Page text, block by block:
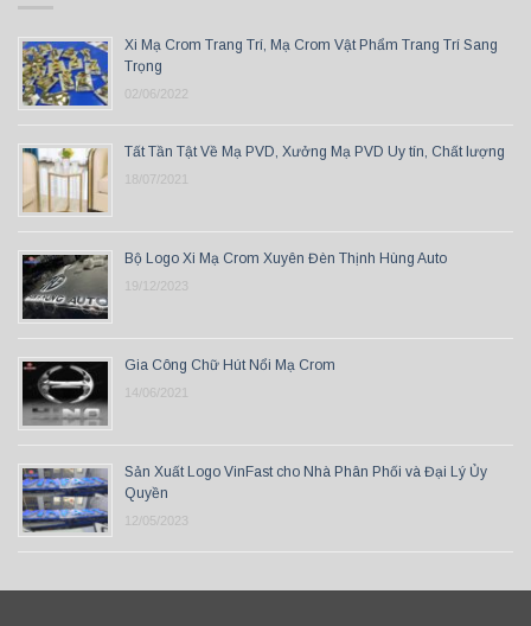
Xi Mạ Crom Trang Trí, Mạ Crom Vật Phẩm Trang Trí Sang
Trọng
02/06/2022
Tất Tần Tật Về Mạ PVD, Xưởng Mạ PVD Uy tín, Chất lượng
18/07/2021
Bộ Logo Xi Mạ Crom Xuyên Đèn Thịnh Hùng Auto
19/12/2023
Gia Công Chữ Hút Nổi Mạ Crom
14/06/2021
Sản Xuất Logo VinFast cho Nhà Phân Phối và Đại Lý Ủy
Quyền
12/05/2023